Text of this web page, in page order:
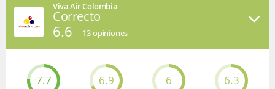
Viva Air Colombia
Correcto
6.6 13opiniones
7.7 6.9 6 6.3